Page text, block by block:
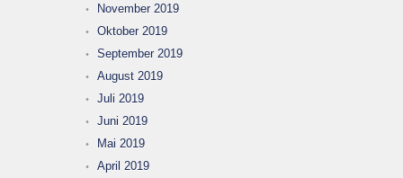
November 2019
Oktober 2019
September 2019
August 2019
Juli 2019
Juni 2019
Mai 2019
April 2019